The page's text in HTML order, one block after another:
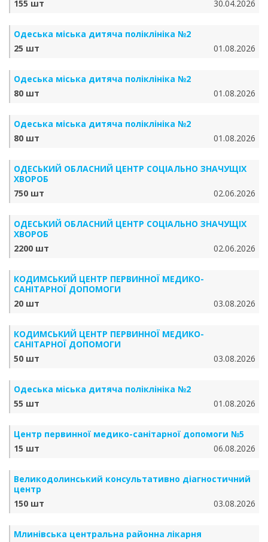
155 шт
30.04.2026
Одеська міська дитяча поліклініка №2
25 шт
01.08.2026
Одеська міська дитяча поліклініка №2
80 шт
01.08.2026
Одеська міська дитяча поліклініка №2
80 шт
01.08.2026
ОДЕСЬКИЙ ОБЛАСНИЙ ЦЕНТР СОЦІАЛЬНО ЗНАЧУЩІХ
ХВОРОБ
750 шт
02.06.2026
ОДЕСЬКИЙ ОБЛАСНИЙ ЦЕНТР СОЦІАЛЬНО ЗНАЧУЩІХ
ХВОРОБ
2200 шт
02.06.2026
КОДИМСЬКИЙ ЦЕНТР ПЕРВИННОЇ МЕДИКО-
САНІТАРНОЇ ДОПОМОГИ
20 шт
03.08.2026
КОДИМСЬКИЙ ЦЕНТР ПЕРВИННОЇ МЕДИКО-
САНІТАРНОЇ ДОПОМОГИ
50 шт
03.08.2026
Одеська міська дитяча поліклініка №2
55 шт
01.08.2026
Центр первинної медико-санітарної допомоги №5
15 шт
06.08.2026
Великодолинський консультативно діагностичний
центр
150 шт
03.08.2026
Млинівська центральна районна лікарня